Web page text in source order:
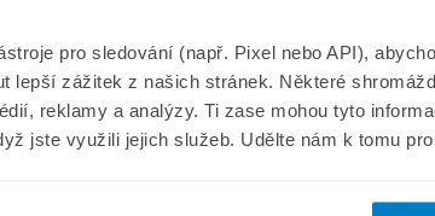
pro sledování (např. Pixel nebo API),
lepší zážitek z našich stránek. Některé
reklamy a analýzy. Ti zase mohou tyto
jste využili jejich služeb. Udělte nám k tomu
Informace
Aktuality
O nás